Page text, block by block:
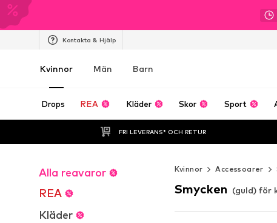
Kontakta & Hjälp
Kvinnor Män Barn
Drops REA Kläder Skor Sport
FRI LEVERANS* OCH RETUR
Alla reavaror
REA
Kläder
Kvinnor Accessoarer
Smycken (guld) för